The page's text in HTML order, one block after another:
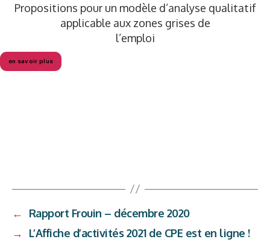
Propositions pour un modèle d’analyse qualitatif
applicable aux zones grises de
l’emploi
en savoir plus
←
Rapport Frouin – décembre 2020
→
L’Affiche d’activités 2021 de CPE est en ligne !